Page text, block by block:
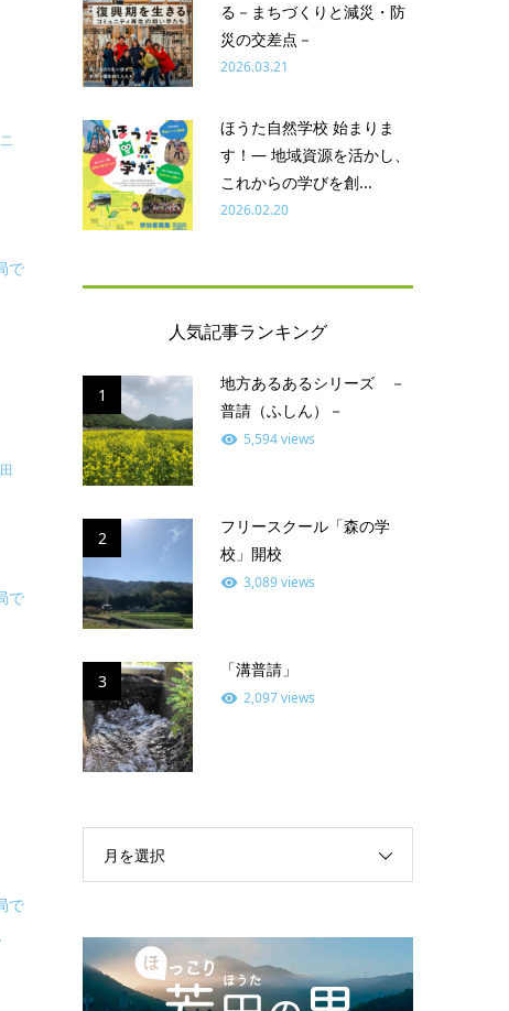
二
で
田
で
で
る－まちづくりと減災・防
災の交差点－
2026.03.21
ほうた自然学校 始まりま
す！― 地域資源を活かし、
これからの学びを創...
2026.02.20
人気記事ランキング
1
地方あるあるシリーズ －
普請（ふしん）－
5,594 views
2
フリースクール「森の学
校」開校
3,089 views
3
「溝普請」
2,097 views
月を選択